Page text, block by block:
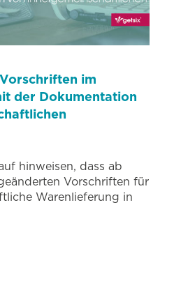
im
der Dokumentation
hinweisen, dass ab
Vorschriften für
Warenlieferung in